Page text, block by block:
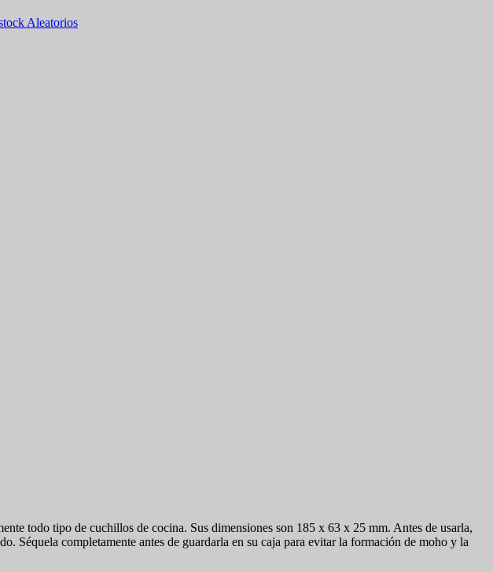
Aleatorios
todo tipo de cuchillos de cocina. Sus dimensiones son 185 x 63 x 25 mm. Antes de usarla,
Séquela completamente antes de guardarla en su caja para evitar la formación de moho y la